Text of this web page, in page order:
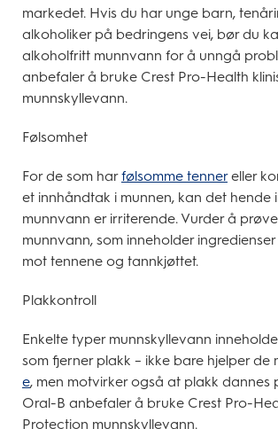
markedet. Hvis du har unge barn,
alkoholiker på bedringens vei, bør du
alkoholfritt munnvann for å unngå
anbefaler å bruke Crest Pro-Health
munnskyllevann.
Følsomhet
For de som harfølsomme tennereller
et innhåndtak i munnen, kan det hende
munnvann er irriterende. Vurder å
munnvann, som inneholder
mot tennene og tannkjøttet.
Plakkontroll
Enkelte typer munnskyllevann
som fjerner plakk – ikke bare hjelper de
e, men motvirker også at plakk dannes
Oral-B anbefaler å bruke Crest Pro-
Protection munnskyllevann.